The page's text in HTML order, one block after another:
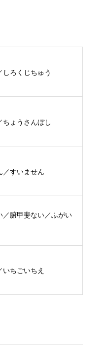
しろくじちゅう
ょうさんぼし
すいません
／腑甲斐ない／ふがい
いちごいちえ